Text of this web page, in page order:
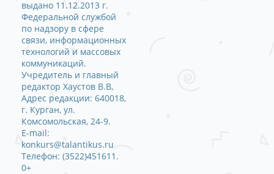
выдано 11.12.2013 г.
Федеральной службой
по надзору в сфере
связи, информационных
технологий и массовых
коммуникаций.
Учредитель и главный
редактор Хаустов В.В.
Адрес редакции: 640018,
г. Курган, ул.
Комсомольская, 24-9.
E-mail:
konkurs@talantikus.ru
Телефон: (3522)451611.
0+